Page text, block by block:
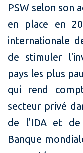
PSW selon son
en place en
internationale
de stimuler
pays les plus
qui rend
secteur privé
de l'IDA et de
Banque